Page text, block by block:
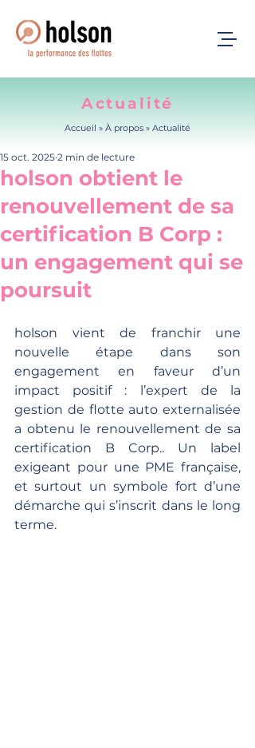
Actualité
Accueil » À propos » Actualité
holson obtient le
renouvellement de sa
certification B Corp :
un engagement qui se
poursuit
15 oct. 2025 2 min de lecture
holson vient de franchir une
nouvelle étape dans son
engagement en faveur d’un
impact positif : l’expert de la
gestion de flotte auto externalisée
a obtenu le renouvellement de sa
certification B Corp.. Un label
exigeant pour une PME française,
et surtout un symbole fort d’une
démarche qui s’inscrit dans le long
terme.